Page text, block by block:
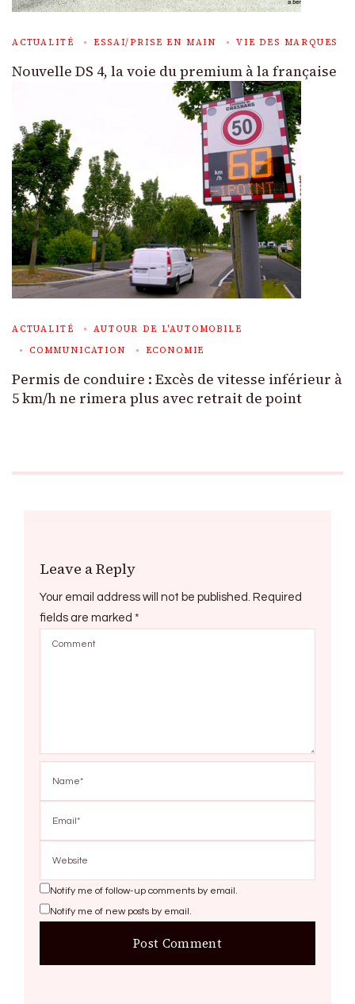
ACTUALITÉ ESSAI/PRISE EN MAIN VIE DES MARQUES
Nouvelle DS 4, la voie du premium à la française
ACTUALITÉ
AUTOUR DE L'AUTOMOBILE
COMMUNICATION
ECONOMIE
Permis de conduire : Excès de vitesse inférieur à
5 km/h ne rimera plus avec retrait de point
Leave a Reply
Your email address will not be published.
Required
fields are marked *
Notify me of follow-up comments by email.
Notify me of new posts by email.